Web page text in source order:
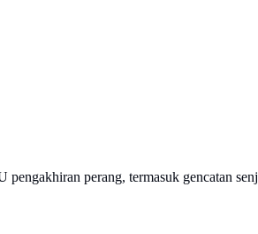
perang, termasuk gencatan